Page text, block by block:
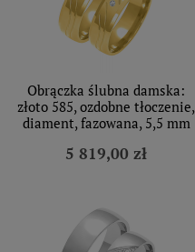
Obrączka ślubna damska:
złoto 585, ozdobne tłoczenie,
diament, fazowana, 5,5 mm
5 819,00 zł